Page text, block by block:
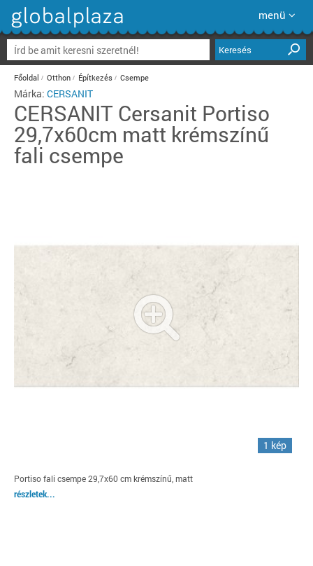
menü
Keresés
Főoldal Otthon Építkezés Csempe
Márka: CERSANIT
CERSANIT Cersanit Portiso
29,7x60cm matt krémszínű
fali csempe
1 kép
Portiso fali csempe 29,7x60 cm krémszínű, matt
részletek...